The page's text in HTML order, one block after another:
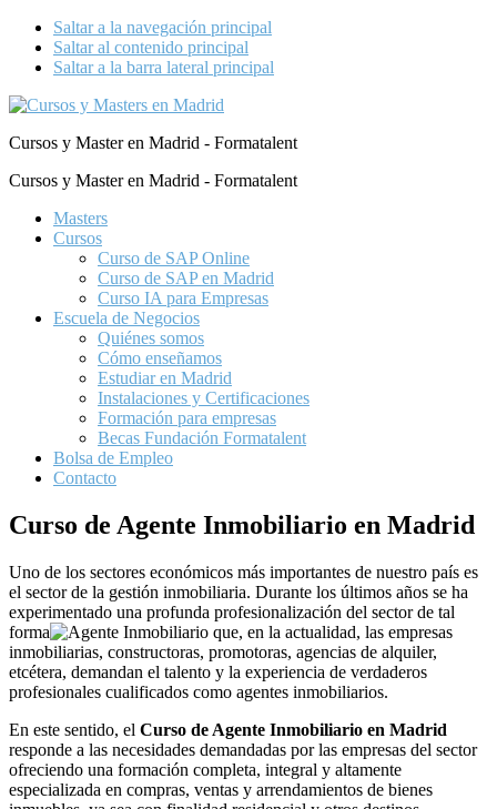
Saltar a la navegación principal
Saltar al contenido principal
Saltar a la barra lateral principal
Cursos y Master en Madrid - Formatalent
Cursos y Master en Madrid - Formatalent
Masters
Cursos
Curso de SAP Online
Curso de SAP en Madrid
Curso IA para Empresas
Escuela de Negocios
Quiénes somos
Cómo enseñamos
Estudiar en Madrid
Instalaciones y Certificaciones
Formación para empresas
Becas Fundación Formatalent
Bolsa de Empleo
Contacto
Curso de Agente Inmobiliario en Madrid
Uno de los sectores económicos más importantes de nuestro país es
el sector de la gestión inmobiliaria. Durante los últimos años se ha
experimentado una profunda profesionalización del sector de tal
forma
que, en la actualidad, las empresas
inmobiliarias, constructoras, promotoras, agencias de alquiler,
etcétera, demandan el talento y la experiencia de verdaderos
profesionales cualificados como agentes inmobiliarios.
En este sentido, el Curso de Agente Inmobiliario en Madrid
responde a las necesidades demandadas por las empresas del sector
ofreciendo una formación completa, integral y altamente
especializada en compras, ventas y arrendamientos de bienes